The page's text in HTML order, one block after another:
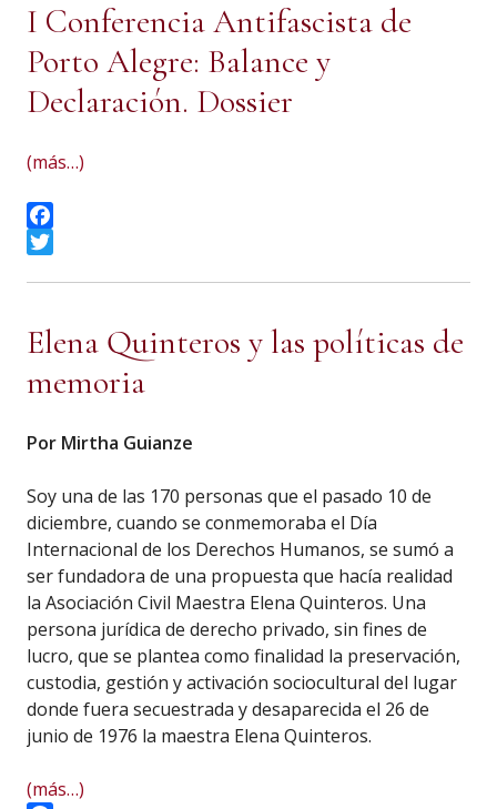
I Conferencia Antifascista de
Porto Alegre: Balance y
Declaración. Dossier
(más…)
Facebook
Elena Quinteros y las políticas de
memoria
Por Mirtha Guianze
Soy una de las 170 personas que el pasado 10 de
diciembre, cuando se conmemoraba el Día
Internacional de los Derechos Humanos, se sumó a
ser fundadora de una propuesta que hacía realidad
la Asociación Civil Maestra Elena Quinteros. Una
persona jurídica de derecho privado, sin fines de
lucro, que se plantea como finalidad la preservación,
custodia, gestión y activación sociocultural del lugar
donde fuera secuestrada y desaparecida el 26 de
junio de 1976 la maestra Elena Quinteros.
(más…)